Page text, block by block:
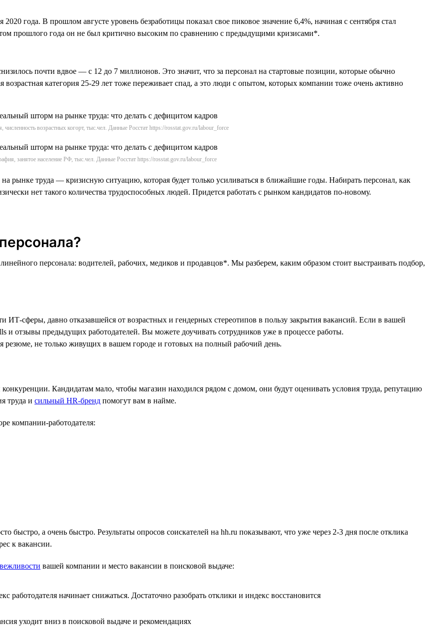
года. В прошлом августе уровень безработицы показал свое пиковое значение 6,4%, начиная с сентября стал
прошлого года он не был критично высоким по сравнению с предыдущими кризисами*.
почти вдвое — с 12 до 7 миллионов. Это значит, что за персонал на стартовые позиции, которые обычно
категория 25-29 лет тоже переживает спад, а это люди с опытом, которых компании тоже очень активно
численность возрастных когорт, тыс.чел. Данные Росстат https://rosstat.gov.ru/labour_force
занятое население РФ, тыс.чел. Данные Росстат https://rosstat.gov.ru/labour_force
рынке труда — кризисную ситуацию, которая будет только усиливаться в ближайшие годы. Набирать персонал, как
нет такого количества трудоспособных людей. Придется работать с рынком кандидатов по-новому.
персонала: водителей, рабочих, медиков и продавцов*. Мы разберем, каким образом стоит выстраивать подбор,
сферы, давно отказавшейся от возрастных и гендерных стереотипов в пользу закрытия вакансий. Если в вашей
и отзывы предыдущих работодателей. Вы можете доучивать сотрудников уже в процессе работы.
резюме, не только живущих в вашем городе и готовых на полный рабочий день.
Кандидатам мало, чтобы магазин находился рядом с домом, они будут оценивать условия труда, репутацию
труда и сильный HR-бренд помогут вам в найме.
компании-работодателя:
быстро, а очень быстро. Результаты опросов соискателей на hh.ru показывают, что уже через 2-3 дня после отклика
к вакансии.
вашей компании и место вакансии в поисковой выдаче:
работодателя начинает снижаться. Достаточно разобрать отклики и индекс восстановится
уходит вниз в поисковой выдаче и рекомендациях